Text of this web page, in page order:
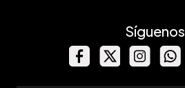
Síguenos